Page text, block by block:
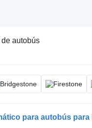
autobús
para autobús para